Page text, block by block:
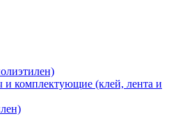
и комплектующие (клей, лента и